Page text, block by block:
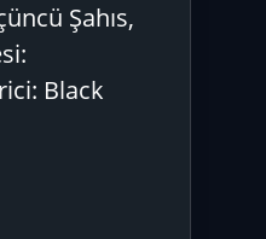
Şahıs,
Black